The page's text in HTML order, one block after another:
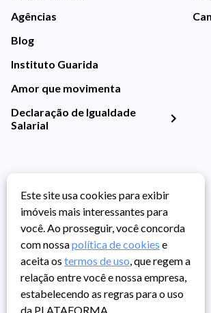
Agências
Blog
Instituto Guarida
Amor que movimenta
Declaração de Igualdade
Salarial
Este site usa cookies para exibir
imóveis mais interessantes para
você. Ao prosseguir, você concorda
com nossapolítica de cookies e
aceita os termos de uso, que regem a
relação entre você e nossa empresa,
estabelecendo as regras para o uso
da PLATAFORMA.